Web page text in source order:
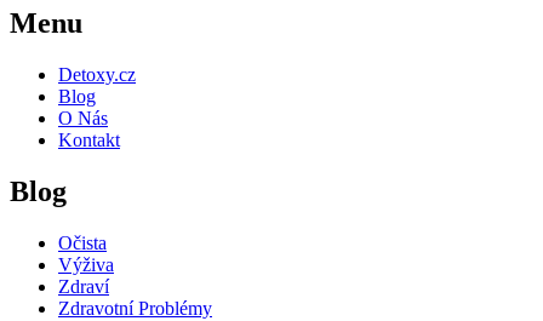
Menu
Detoxy.cz
Blog
O Nás
Kontakt
Blog
Očista
Výživa
Zdraví
Zdravotní Problémy